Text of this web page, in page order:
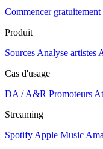
Commencer gratuitement
Produit
Sources Analyse artistes
Cas d'usage
DA / A&R Promoteurs
Streaming
Spotify Apple Music